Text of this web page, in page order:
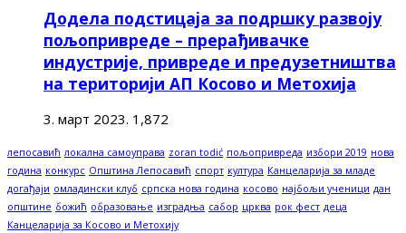
Додела подстицаја за подршку развоју
пољопривреде – прерађивачке
индустрије, привреде и предузетништва
на територији АП Косово и Метохија
3. март 2023. 1,872
лепосавић локална самоуправа zoran todić пољопривреда избори 2019 нова
година конкурс Општина Лепосавић спорт култура Канцеларија за младе
догађаји омладински клуб српска нова година косово најбољи ученици дан
општине божић образовање изградња сабор црква рок фест деца
Канцеларија за Косово и Метохију